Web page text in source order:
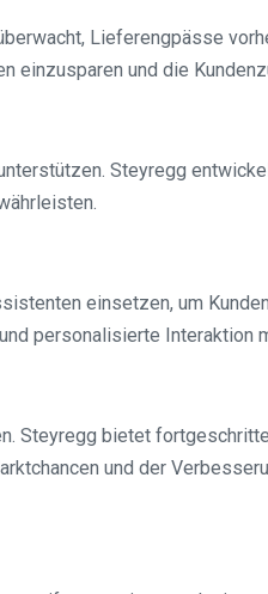
Lieferengpässe
einzusparen und die
Steyregg
einsetzen, um
personalisierte Interaktion
Steyregg bietet
und der